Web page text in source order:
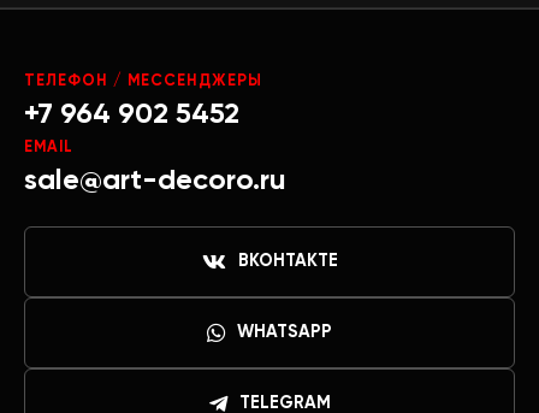
ТЕЛЕФОН / МЕССЕНДЖЕРЫ
+7 964 902 5452
EMAIL
sale@art-decoro.ru
ВКОНТАКТЕ
WHATSAPP
TELEGRAM